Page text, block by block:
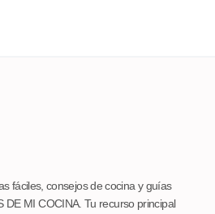
fáciles, consejos de cocina y guías
DE MI COCINA. Tu recurso principal